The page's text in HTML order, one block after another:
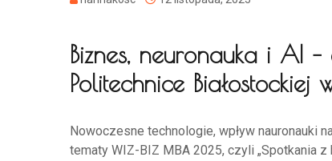
Biznes, neuronauka i AI
Politechnice
Nowoczesne technologie, wpływ nauronauki
tematy WIZ-BIZ MBA 2025, czyli „Spotkania